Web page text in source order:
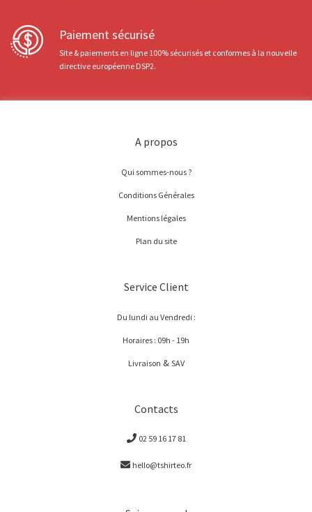
Paiement sécurisé
Site & paiements en ligne 100% sécurisés et conformes à la nouvelle
directive européenne DSP2.
A propos
Qui sommes-nous ?
Conditions Générales
Mentions légales
Plan du site
Service Client
Du lundi au Vendredi :
Horaires : 09h - 19h
Livraison & SAV
Contacts
02 59 16 17 81
hello@tshirteo.fr